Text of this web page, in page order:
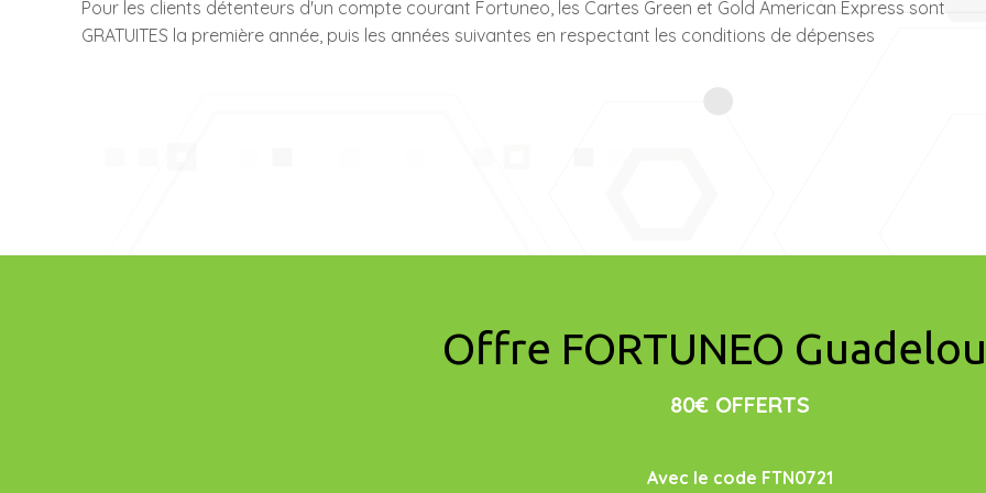
Pour les clients détenteurs d'un compte courant Fortuneo, les Cartes Green et Gold American Express sont
GRATUITES la première année, puis les années suivantes en respectant les conditions de dépenses
Offre FORTUNEO
80€ OFFERTS
Avec le code FTN0721